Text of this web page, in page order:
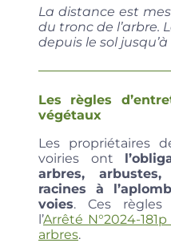
La distance est
du tronc de l’arbre.
depuis le sol
Les règles
végétaux
Les propriétaires
voiries ont
arbres,
racines à
voies. Ces règles
l’Arrêté N°2024-
arbres.